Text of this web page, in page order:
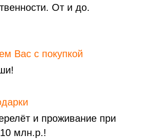
От и до.
Вас с покупкой
и проживание при
млн.р.!